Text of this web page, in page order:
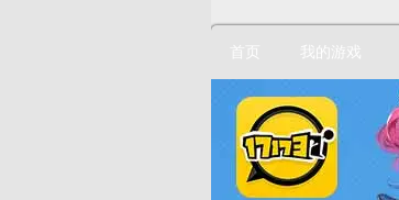
首页 我的游戏